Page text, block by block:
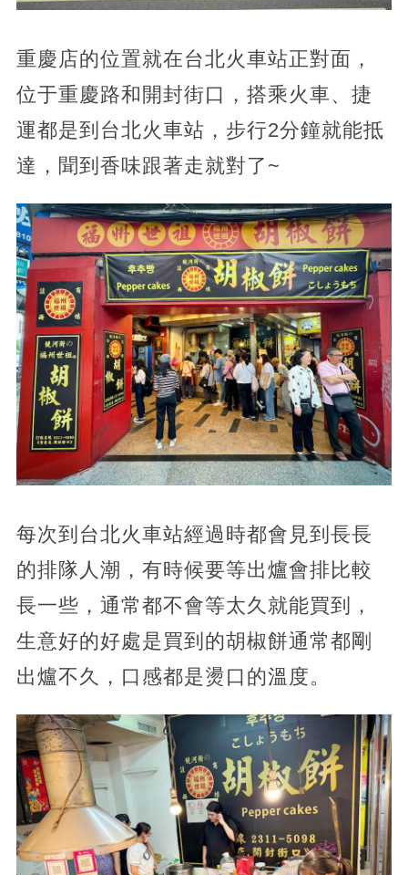
重慶店的位置就在台北火車站正對面，
位于重慶路和開封街口，搭乘火車、捷
運都是到台北火車站，步行2分鐘就能抵
達，聞到香味跟著走就對了~
每次到台北火車站經過時都會見到長長
的排隊人潮，有時候要等出爐會排比較
長一些，通常都不會等太久就能買到，
生意好的好處是買到的胡椒餅通常都剛
出爐不久，口感都是燙口的溫度。